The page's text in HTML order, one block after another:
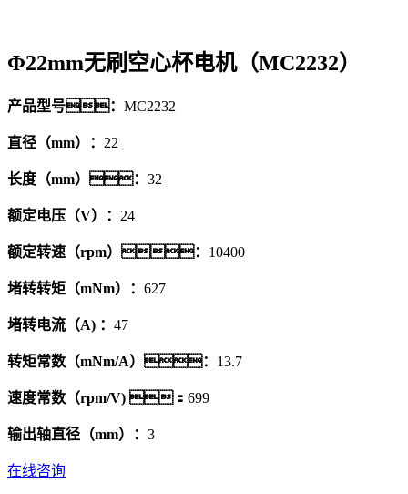
Φ22mm无刷空心杯电机（MC2232）
产品型号： MC2232
直径（mm）： 22
长度（mm）： 32
额定电压（V）： 24
额定转速（rpm）： 10400
堵转转矩（mNm）： 627
堵转电流（A) ： 47
转矩常数（mNm/A）： 13.7
速度常数（rpm/V) ： 699
输出轴直径（mm）： 3
在线咨询